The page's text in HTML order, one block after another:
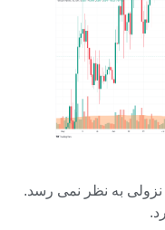
از منظر فنی، نرخ TON به اندازه SOL نزولی به نظر نمی رسد.